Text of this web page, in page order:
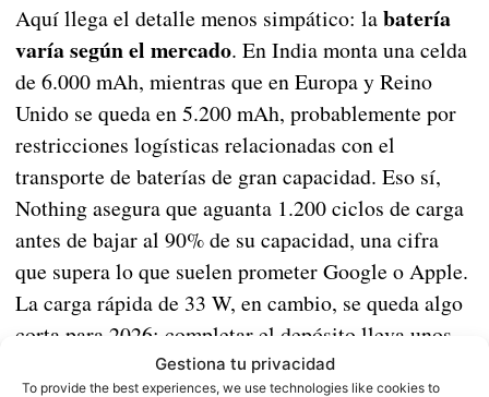
Gestiona tu privacidad
To provide the best experiences, we use technologies like cookies to
Aquí llega el detalle menos simpático: labatería
varía según el mercado. En India monta una celda
de 6.000 mAh, mientras que en Europa y Reino
Unido se queda en 5.200 mAh, probablemente por
restricciones logísticas relacionadas con el
transporte de baterías de gran capacidad. Eso sí,
Nothing asegura que aguanta 1.200 ciclos de carga
antes de bajar al 90% de su capacidad, una cifra
que supera lo que suelen prometer Google o Apple.
La carga rápida de 33 W, en cambio, se queda algo
corta para 2026: completar el depósito lleva unos